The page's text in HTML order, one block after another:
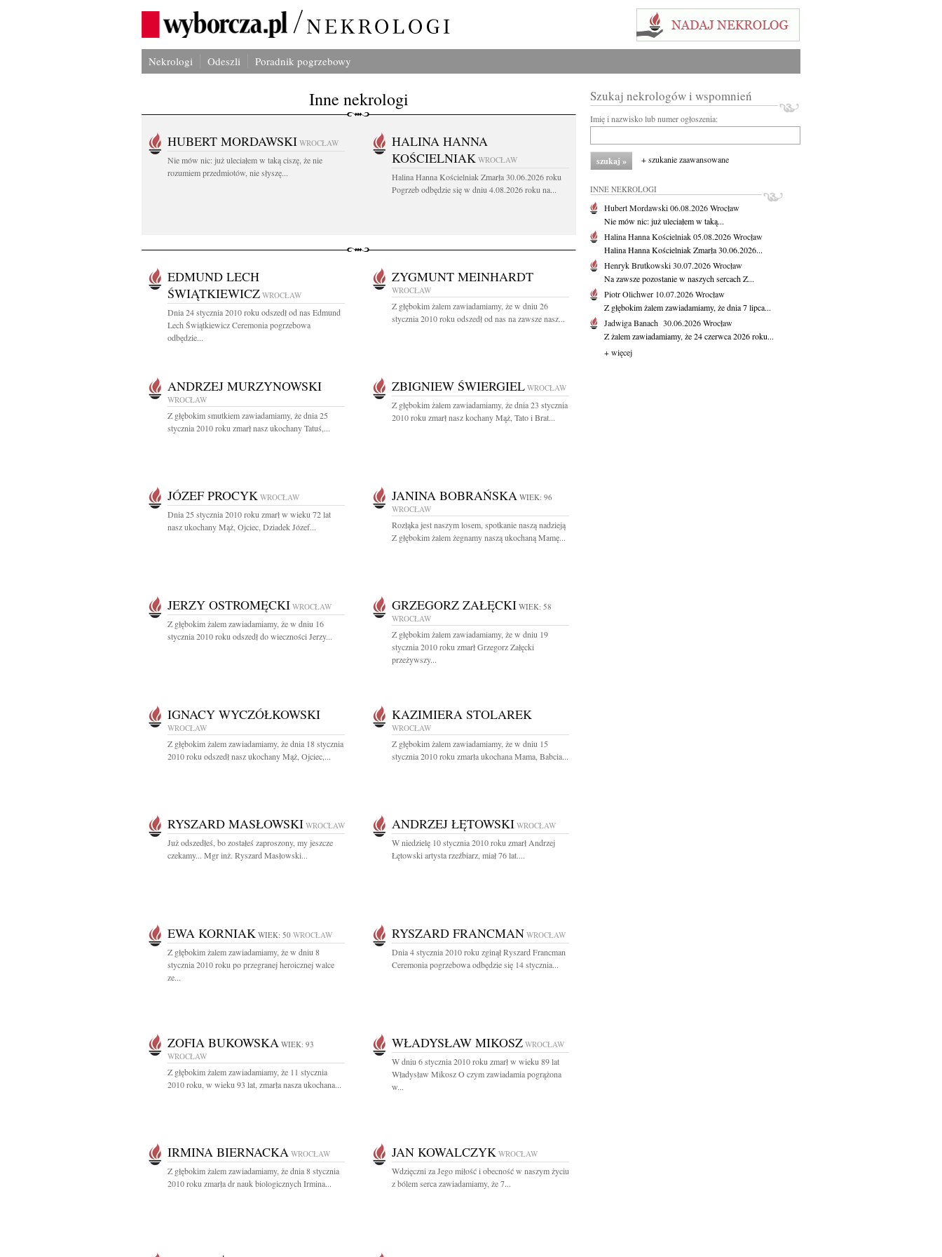
Nekrologi Odeszli Poradnik pogrzebowy
Inne nekrologi
HUBERT MORDAWSKI WROCŁAW
Nie mów nic: już uleciałem w taką ciszę, że nie
rozumiem przedmiotów, nie słyszę...
HALINA HANNA
KOŚCIELNIAK WROCŁAW
Halina Hanna Kościelniak Zmarła 30.06.2026 roku
Pogrzeb odbędzie się w dniu 4.08.2026 roku na...
EDMUND LECH
ŚWIĄTKIEWICZ WROCŁAW
Dnia 24 stycznia 2010 roku odszedł od nas Edmund
Lech Świątkiewicz Ceremonia pogrzebowa
odbędzie...
ZYGMUNT MEINHARDT
WROCŁAW
Z głębokim żalem zawiadamiamy, że w dniu 26
stycznia 2010 roku odszedł od nas na zawsze nasz...
ANDRZEJ MURZYNOWSKI
WROCŁAW
Z głębokim smutkiem zawiadamiamy, że dnia 25
stycznia 2010 roku zmarł nasz ukochany Tatuś,...
ZBIGNIEW ŚWIERGIEL WROCŁAW
Z głębokim żalem zawiadamiamy, że dnia 23 stycznia
2010 roku zmarł nasz kochany Mąż, Tato i Brat...
JÓZEF PROCYK WROCŁAW
Dnia 25 stycznia 2010 roku zmarł w wieku 72 lat
nasz ukochany Mąż, Ojciec, Dziadek Józef...
JANINA BOBRAŃSKA WIEK: 96
WROCŁAW
Rozłąka jest naszym losem, spotkanie naszą nadzieją
Z głębokim żalem żegnamy naszą ukochaną Mamę...
JERZY OSTROMĘCKI WROCŁAW
Z głębokim żalem zawiadamiamy, że w dniu 16
stycznia 2010 roku odszedł do wieczności Jerzy...
GRZEGORZ ZAŁĘCKI WIEK: 58
WROCŁAW
Z głębokim żalem zawiadamiamy, że w dniu 19
stycznia 2010 roku zmarł Grzegorz Załęcki
przeżywszy...
IGNACY WYCZÓŁKOWSKI
WROCŁAW
Z głębokim żalem zawiadamiamy, że dnia 18 stycznia
2010 roku odszedł nasz ukochany Mąż, Ojciec,...
KAZIMIERA STOLAREK
WROCŁAW
Z głębokim żalem zawiadamiamy, że w dniu 15
stycznia 2010 roku zmarła ukochana Mama, Babcia...
RYSZARD MASŁOWSKI WROCŁAW
Już odszedłeś, bo zostałeś zaproszony, my jeszcze
czekamy... Mgr inż. Ryszard Masłowski...
ANDRZEJ ŁĘTOWSKI WROCŁAW
W niedzielę 10 stycznia 2010 roku zmarł Andrzej
Łętowski artysta rzeźbiarz, miał 76 lat....
EWA KORNIAK WIEK: 50 WROCŁAW
Z głębokim żalem zawiadamiamy, że w dniu 8
stycznia 2010 roku po przegranej heroicznej walce
ze...
RYSZARD FRANCMAN WROCŁAW
Dnia 4 stycznia 2010 roku zginął Ryszard Francman
Ceremonia pogrzebowa odbędzie się 14 stycznia...
ZOFIA BUKOWSKA WIEK: 93
WROCŁAW
Z głębokim żalem zawiadamiamy, że 11 stycznia
2010 roku, w wieku 93 lat, zmarła nasza ukochana...
WŁADYSŁAW MIKOSZ WROCŁAW
W dniu 6 stycznia 2010 roku zmarł w wieku 89 lat
Władysław Mikosz O czym zawiadamia pogrążona
w...
IRMINA BIERNACKA WROCŁAW
Z głębokim żalem zawiadamiamy, że dnia 8 stycznia
2010 roku zmarła dr nauk biologicznych Irmina...
JAN KOWALCZYK WROCŁAW
Wdzięczni za Jego miłość i obecność w naszym życiu
z bólem serca zawiadamiamy, że 7...
Szukaj nekrologów i wspomnień
Imię i nazwisko lub numer ogłoszenia:
+ szukanie zaawansowane
INNE NEKROLOGI
Hubert Mordawski06.08.2026Wrocław
Nie mów nic: już uleciałem w taką...
Halina Hanna Kościelniak05.08.2026Wrocław
Halina Hanna Kościelniak Zmarła 30.06.2026...
Henryk Brutkowski30.07.2026Wrocław
Na zawsze pozostanie w naszych sercach Z...
Piotr Olichwer 10.07.2026Wrocław
Z głębokim żalem zawiadamiamy, że dnia 7 lipca...
Jadwiga Banach 30.06.2026Wrocław
Z żalem zawiadamiamy, że 24 czerwca 2026 roku...
+ więcej